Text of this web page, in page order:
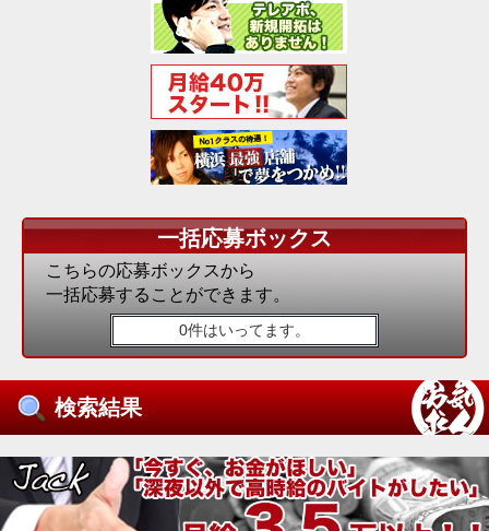
一括応募ボックス
こちらの応募ボックスから
一括応募することができます。
0件はいってます。
検索結果